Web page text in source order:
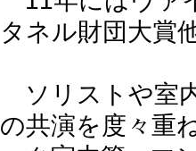
タネル財団大賞
ソリストや室
の共演を度々重